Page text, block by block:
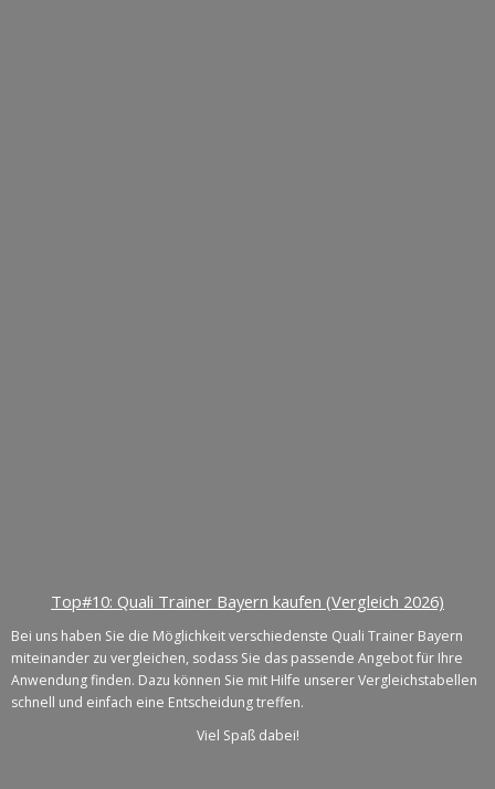
Top#10: Quali Trainer Bayern kaufen (Vergleich 2026)
Bei uns haben Sie die Möglichkeit verschiedenste Quali Trainer Bayern
miteinander zu vergleichen, sodass Sie das passende Angebot für Ihre
Anwendung finden. Dazu können Sie mit Hilfe unserer Vergleichstabellen
schnell und einfach eine Entscheidung treffen.
Viel Spaß dabei!